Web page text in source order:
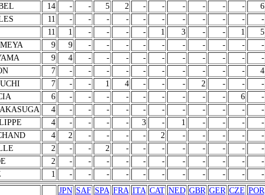
14 - - 5 2 - - - - - - 6
11 - - - - - - - - - - -
11 1 - - - - 1 3 - - 1 5
9 9 - - - - - - - - - -
9 4 - - - - - - - - - -
7 - - - - - - - - - - 4
7 - - 1 4 - - - 2 - - -
6 - - - - - - - - - 6 -
4 - - - - - - - - - - -
4 - - - - 3 - 1 - - - -
4 2 - - - - 2 - - - - -
2 - - 2 - - - - - - - -
2 - - - - - - - - - - -
1 - - - - - - - - - - -
JPN SAF SPA FRA ITA CAT NED GBR GER CZE POR